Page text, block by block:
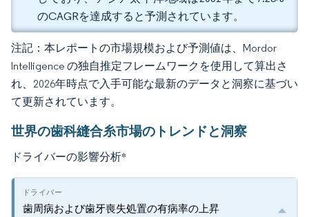
のCAGRを達成すると予測されています。
注記：本レポートの市場規模および予測値は、Mordor
Intelligence の独自推定フレームワークを使用して算出さ
れ、2026年時点で入手可能な最新のデータと洞察に基づい
て更新されています。
世界の歯科縫合糸市場のトレンドと洞察
ドライバーの影響分析*
歯周病および歯牙喪失処置の有病率の上昇